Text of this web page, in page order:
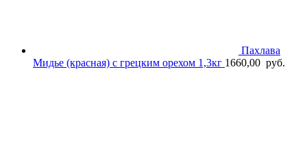
Пахлава
Мидье (красная) с грецким орехом 1,3кг 1660,00 руб.